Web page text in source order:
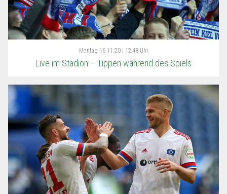
Montag 16.11.20 | 12:48 Uhr
Live im Stadion – Tippen während des Spiels